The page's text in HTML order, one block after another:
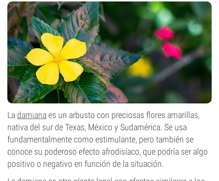
La damianaes un arbusto con preciosas flores amarillas,
nativa del sur de Texas, México y Sudamérica. Se usa
fundamentalmente como estimulante, pero también se
conoce su poderoso efecto afrodisíaco, que podría ser algo
positivo o negativo en función de la situación.